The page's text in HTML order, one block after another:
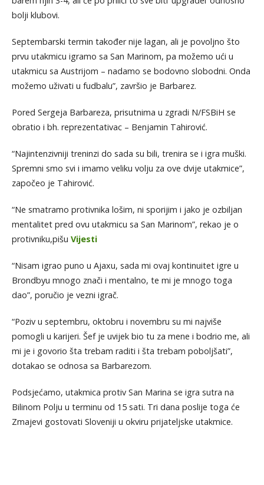
bolji klubovi.
Septembarski termin također nije lagan, ali je povoljno što
prvu utakmicu igramo sa San Marinom, pa možemo ući u
utakmicu sa Austrijom – nadamo se bodovno slobodni. Onda
možemo uživati u fudbalu”, završio je Barbarez.
Pored Sergeja Barbareza, prisutnima u zgradi N/FSBiH se
obratio i bh. reprezentativac – Benjamin Tahirović.
“Najintenzivniji treninzi do sada su bili, trenira se i igra muški.
Spremni smo svi i imamo veliku volju za ove dvije utakmice”,
započeo je Tahirović.
“Ne smatramo protivnika lošim, ni sporijim i jako je ozbiljan
mentalitet pred ovu utakmicu sa San Marinom”, rekao je o
protivniku,pišu Vijesti
“Nisam igrao puno u Ajaxu, sada mi ovaj kontinuitet igre u
Brondbyu mnogo znači i mentalno, te mi je mnogo toga
dao”, poručio je vezni igrač.
“Poziv u septembru, oktobru i novembru su mi najviše
pomogli u karijeri. Šef je uvijek bio tu za mene i bodrio me, ali
mi je i govorio šta trebam raditi i šta trebam poboljšati”,
dotakao se odnosa sa Barbarezom.
Podsjećamo, utakmica protiv San Marina se igra sutra na
Bilinom Polju u terminu od 15 sati. Tri dana poslije toga će
Zmajevi gostovati Sloveniji u okviru prijateljske utakmice.